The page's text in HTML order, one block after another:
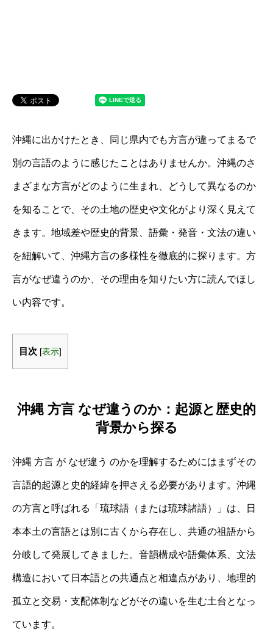
沖縄に出かけたとき、同じ県内でも方言が違ってまるで
別の言語のように感じたことはありませんか。沖縄のさ
まざまな方言がどのように生まれ、どうして異なるのか
を知ることで、その土地の歴史や文化がより深く見えて
きます。地域差や歴史的背景、語彙・発音・文法の違い
を紐解いて、沖縄方言の多様性を徹底的に探ります。方
言がなぜ違うのか、その理由を知りたい方に読んでほし
い内容です。
目次 [表示]
沖縄 方言 なぜ違うのか：起源と歴史的
背景から探る
沖縄 方言 が なぜ違う のかを理解するためにはまずその
言語的起源と史的経緯を押さえる必要があります。沖縄
の方言と呼ばれる「琉球語（または琉球諸語）」は、日
本本土の言語とは別に古くから存在し、共通の祖語から
分岐して発展してきました。音韻構成や語彙体系、文法
構造において日本語との共通点と相違点があり、地理的
孤立と交易・支配体制などがその違いを生む土台となっ
ています。